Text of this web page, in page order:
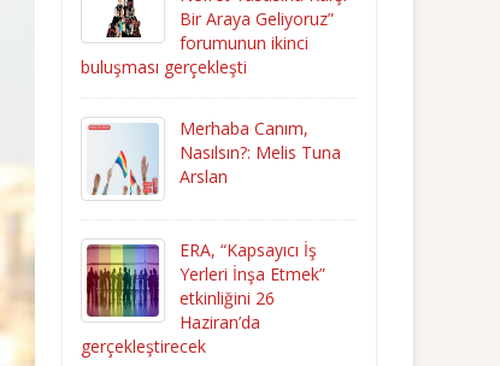
Bir Araya Geliyoruz”
forumunun ikinci
buluşması gerçekleşti
Merhaba Canım,
Nasılsın?: Melis Tuna
Arslan
ERA, “Kapsayıcı İş
Yerleri İnşa Etmek”
etkinliğini 26
Haziran’da
gerçekleştirecek